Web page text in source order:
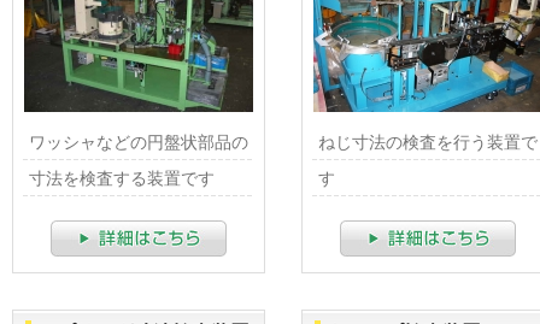
ワッシャなどの円盤状部品の
寸法を検査する装置です
ねじ寸法の検査を行う装置で
す